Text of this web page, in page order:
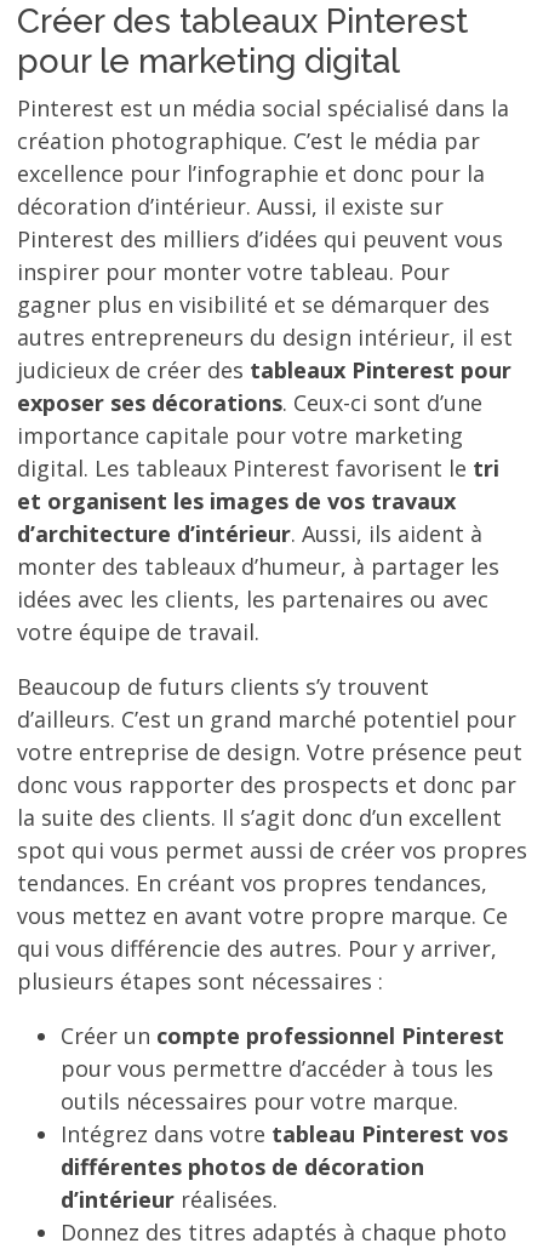
Créer des tableaux Pinterest
pour le marketing digital
Pinterest est un média social spécialisé dans la
création photographique. C’est le média par
excellence pour l’infographie et donc pour la
décoration d’intérieur. Aussi, il existe sur
Pinterest des milliers d’idées qui peuvent vous
inspirer pour monter votre tableau. Pour
gagner plus en visibilité et se démarquer des
autres entrepreneurs du design intérieur, il est
judicieux de créer des tableaux Pinterest pour
exposer ses décorations. Ceux-ci sont d’une
importance capitale pour votre marketing
digital. Les tableaux Pinterest favorisent le tri
et organisent les images de vos travaux
d’architecture d’intérieur. Aussi, ils aident à
monter des tableaux d’humeur, à partager les
idées avec les clients, les partenaires ou avec
votre équipe de travail.
Beaucoup de futurs clients s’y trouvent
d’ailleurs. C’est un grand marché potentiel pour
votre entreprise de design. Votre présence peut
donc vous rapporter des prospects et donc par
la suite des clients. Il s’agit donc d’un excellent
spot qui vous permet aussi de créer vos propres
tendances. En créant vos propres tendances,
vous mettez en avant votre propre marque. Ce
qui vous différencie des autres. Pour y arriver,
plusieurs étapes sont nécessaires :
Créer un compte professionnel Pinterest
pour vous permettre d’accéder à tous les
outils nécessaires pour votre marque.
Intégrez dans votre tableau Pinterest vos
différentes photos de décoration
d’intérieurréalisées.
Donnez des titres adaptés à chaque photo